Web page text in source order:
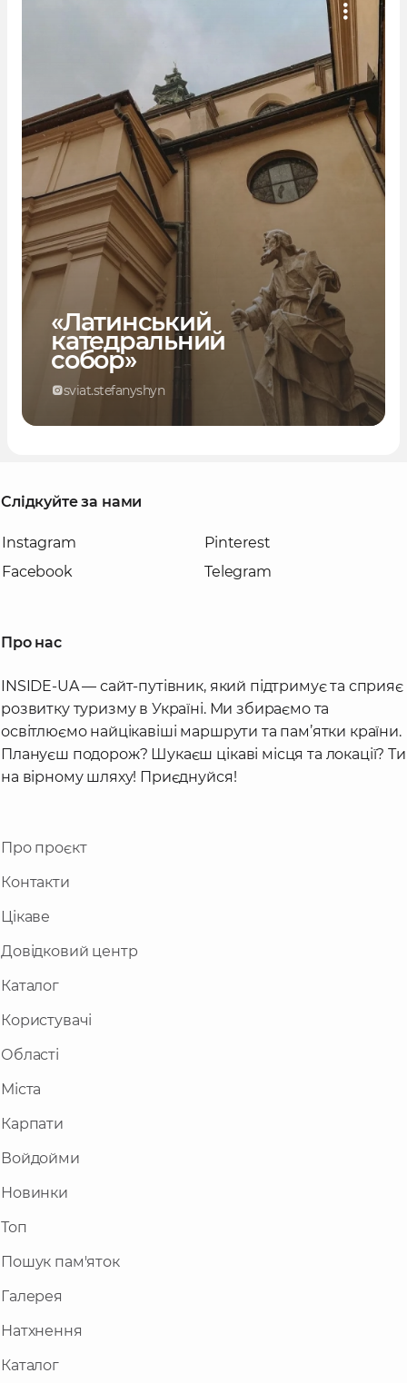
«Латинський
катедральний
собор»
sviat.stefanyshyn
Слідкуйте за нами
Instagram
Facebook
Pinterest
Telegram
Про нас
INSIDE-UA — сайт-путівник, який підтримує та сприяє
розвитку туризму в Україні. Ми збираємо та
освітлюємо найцікавіші маршрути та пам’ятки країни.
Плануєш подорож? Шукаєш цікаві місця та локації? Ти
на вірному шляху! Приєднуйся!
Про проєкт
Контакти
Цікаве
Довідковий центр
Каталог
Користувачі
Області
Міста
Карпати
Войдойми
Новинки
Топ
Пошук пам'яток
Галерея
Натхнення
Каталог